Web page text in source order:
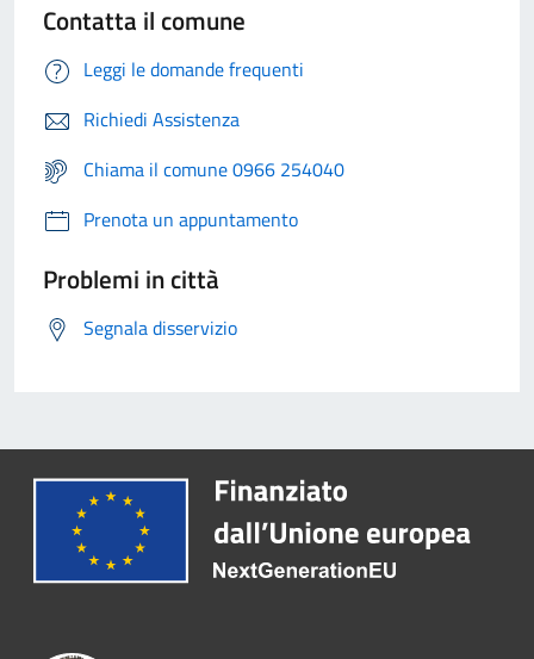
Contatta il comune
Leggi le domande frequenti
Richiedi Assistenza
Chiama il comune 0966 254040
Prenota un appuntamento
Problemi in città
Segnala disservizio